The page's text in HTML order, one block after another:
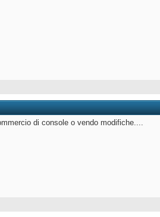
di console o vendo modifiche....